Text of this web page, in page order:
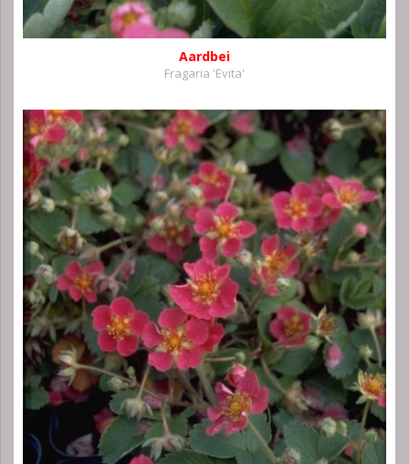
Aardbei
Fragaria 'Evita'